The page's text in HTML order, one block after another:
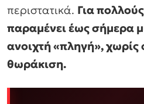
περιστατικά. Για
παραμένει έως σήμερα
ανοιχτή «πληγή», χωρίς
θωράκιση.